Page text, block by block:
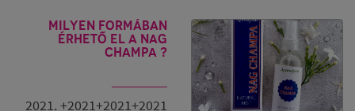
Milyen formában
érhető el a Nag
Champa ?
2021. +2021+2021+2021